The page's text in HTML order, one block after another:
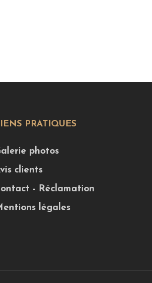
PRATIQUES
photos
clients
- Réclamation
légales